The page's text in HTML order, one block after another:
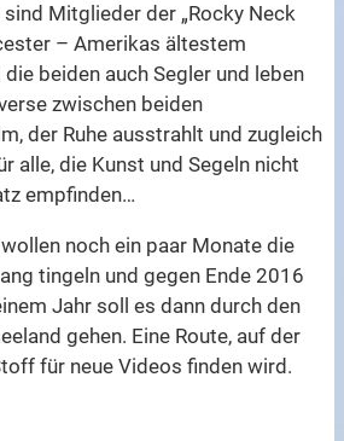
Mitglieder der „Rocky Neck
– Amerikas ältestem
beiden auch Segler und leben
zwischen beiden
der Ruhe ausstrahlt und zugleich
alle, die Kunst und Segeln nicht
empfinden…
noch ein paar Monate die
tingeln und gegen Ende 2016
Jahr soll es dann durch den
gehen. Eine Route, auf der
für neue Videos finden wird.